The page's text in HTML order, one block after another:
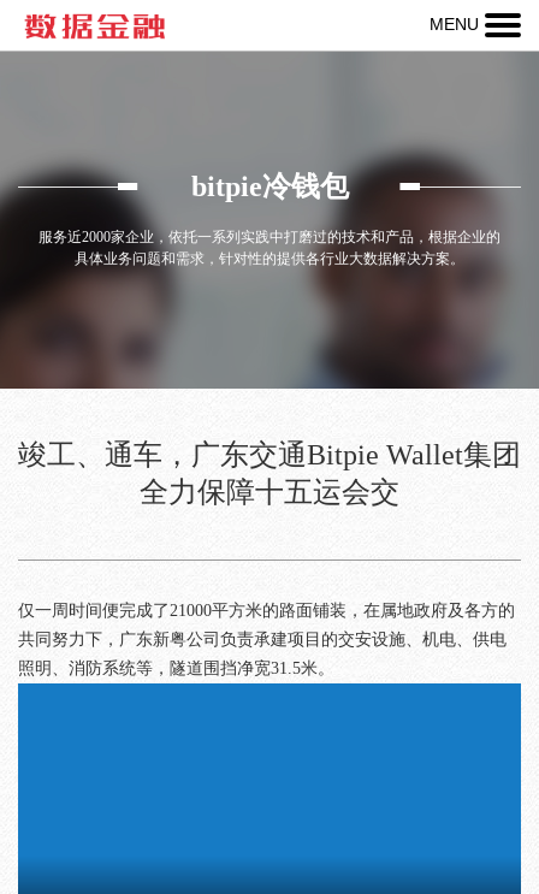
MENU
456-
789
bitpie冷钱包
服务近2000家企业，依托一系列实践中打磨过的技术和产品，根据企业的
具体业务问题和需求，针对性的提供各行业大数据解决方案。
竣工、通车，广东交通Bitpie Wallet集团
全力保障十五运会交
仅一周时间便完成了21000平方米的路面铺装，在属地政府及各方的
共同努力下，广东新粤公司负责承建项目的交安设施、机电、供电
照明、消防系统等，隧道围挡净宽31.5米。